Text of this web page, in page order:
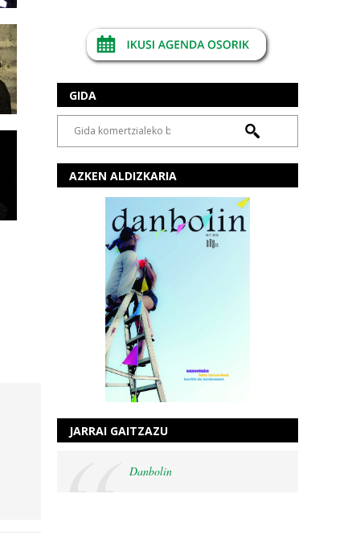
GIDA
AZKEN ALDIZKARIA
JARRAI GAITZAZU
Danbolin